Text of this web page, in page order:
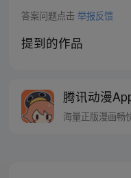
答案问题点击 举报反馈
提到的作品
腾讯动漫
海量正版漫画畅